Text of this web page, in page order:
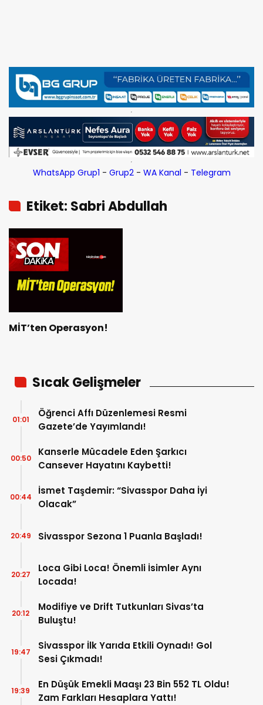
WhatsApp Grup1 - Grup2- WA Kanal - Telegram
Etiket: Sabri Abdullah
MİT’ten Operasyon!
Sıcak Gelişmeler
Öğrenci Affı Düzenlemesi Resmi
Gazete’de Yayımlandı!
01:01
Kanserle Mücadele Eden Şarkıcı
Cansever Hayatını Kaybetti!
00:50
İsmet Taşdemir: “Sivasspor Daha İyi
Olacak”
00:44
Sivasspor Sezona 1 Puanla Başladı!
20:49
Loca Gibi Loca! Önemli İsimler Aynı
Locada!
20:27
Modifiye ve Drift Tutkunları Sivas’ta
Buluştu!
20:12
Sivasspor İlk Yarıda Etkili Oynadı! Gol
Sesi Çıkmadı!
19:47
En Düşük Emekli Maaşı 23 Bin 552 TL Oldu!
Zam Farkları Hesaplara Yattı!
19:39